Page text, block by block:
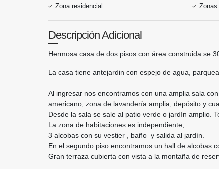
Zona residencial
Zonas
Descripción Adicional
Hermosa casa de dos pisos con área construida se
La casa tiene antejardin con espejo de agua,
Al ingresar nos encontramos con una amplia sala
americano, zona de lavandería amplia, depósito y
Desde la sala se sale al patio verde o jardín amplio.
La zona de habitaciones es independiente,
3 alcobas con su vestier , baño y salida al jardín.
En el segundo piso encontramos un hall de alcobas
Gran terraza cubierta con vista a la montaña de